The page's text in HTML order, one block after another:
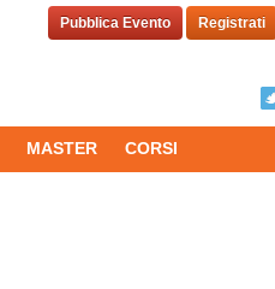
Pubblica Evento Registrati
MASTER CORSI